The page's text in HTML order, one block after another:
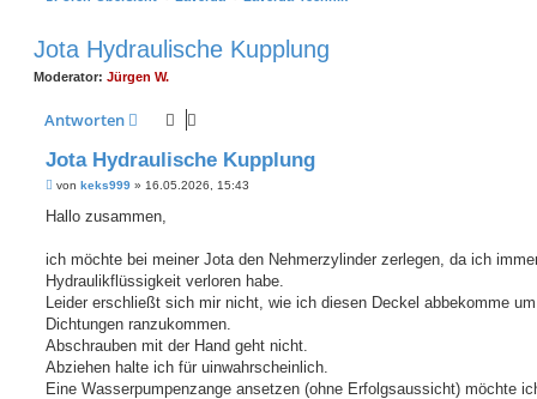
Jota Hydraulische Kupplung
Moderator: Jürgen W.
Antworten
Jota Hydraulische Kupplung
B
i
a
von keks999 » 16.05.2026, 15:43
Hallo zusammen,
ich möchte bei meiner Jota den Nehmerzylinder zerlegen, da ich
Hydraulikflüssigkeit verloren habe.
Leider erschließt sich mir nicht, wie ich diesen Deckel abbekomme
Dichtungen ranzukommen.
Abschrauben mit der Hand geht nicht.
Abziehen halte ich für uinwahrscheinlich.
Eine Wasserpumpenzange ansetzen (ohne Erfolgsaussicht) möchte